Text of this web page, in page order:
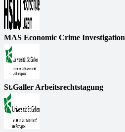
MAS Economic Crime Investigation
St.Galler Arbeitsrechtstagung